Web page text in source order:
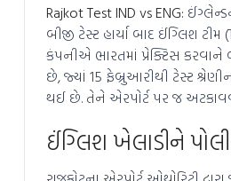
Rajkot Test IND vs ENG:
બીજી ટેસ્ટ હાર્યા બાદ ઈંગ્લિશ
કંપનીએ ભારતમાં પ્રેક્ટિસ
છે, જ્યાં 15 ફેબ્રુઆરીથી ટેસ્ટ
થઈ છે. તેને એરપોર્ટ પર જ
ઈંગ્લિશ ખેલાડીને